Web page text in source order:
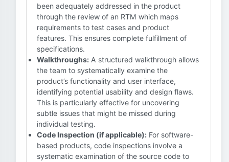
been adequately addressed in the product
through the review of an RTM which maps
requirements to test cases and product
features. This ensures complete fulfillment of
specifications.
Walkthroughs: A structured walkthrough allows
the team to systematically examine the
product’s functionality and user interface,
identifying potential usability and design flaws.
This is particularly effective for uncovering
subtle issues that might be missed during
individual testing.
Code Inspection (if applicable): For software-
based products, code inspections involve a
systematic examination of the source code to